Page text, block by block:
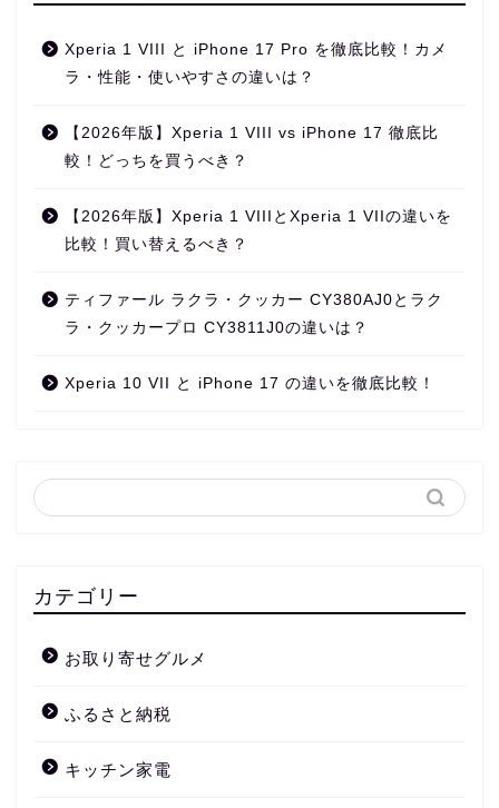
Xperia 1 VIII と iPhone 17 Pro を徹底比較！カメ
ラ・性能・使いやすさの違いは？
【2026年版】Xperia 1 VIII vs iPhone 17 徹底比
較！どっちを買うべき？
【2026年版】Xperia 1 VIIIとXperia 1 VIIの違いを
比較！買い替えるべき？
ティファール ラクラ・クッカー CY380AJ0とラク
ラ・クッカープロ CY3811J0の違いは？
Xperia 10 VII と iPhone 17 の違いを徹底比較！
カテゴリー
お取り寄せグルメ
ふるさと納税
キッチン家電